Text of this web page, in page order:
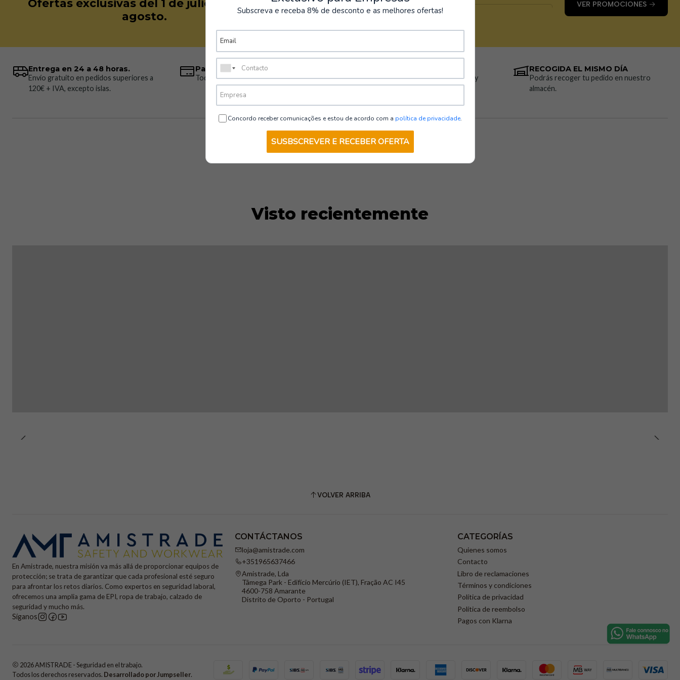
Ofertas exclusivas del 1 de julio al 30 de
agosto.
TERMINAN EN VER PROMOCIONES
Entrega en 24 a 48 horas.
Envío gratuito en pedidos superiores a
120€ + IVA, excepto islas.
Pagos seguros
Todos los pagos en la tienda son seguros.
Ofrecemos servicios de impresión y
RECOGIDA EL MISMO DÍA
Podrás recoger tu pedido en nuestro
almacén.
Visto recientemente
VOLVER ARRIBA
En Amistrade, nuestra misión va más allá de proporcionar equipos de
protección; se trata de garantizar que cada profesional esté seguro
para afrontar los retos diarios. Como expertos en seguridad laboral,
ofrecemos una amplia gama de EPI, ropa de trabajo, calzado de
seguridad y mucho más.
Síganos
CONTÁCTANOS
loja@amistrade.com
+351965637466
Amistrade, Lda
Tâmega Park - Edifício Mercúrio (IET), Fração AC I45
4600-758 Amarante
Distrito de Oporto - Portugal
CATEGORÍAS
Quienes somos
Contacto
Libro de reclamaciones
Términos y condiciones
Política de privacidad
Política de reembolso
Pagos con Klarna
2026 AMISTRADE - Seguridad en el trabajo.
Todos los derechos reservados. Desarrollado por Jumpseller.
Subscreva e receba 8% de desconto e as melhores ofertas!
Concordo receber comunicações e estou de acordo com a política de privacidade.
SUSBSCREVER E RECEBER OFERTA